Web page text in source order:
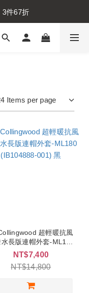
3件67折
3件67折
件67折
Items per page
超輕暖抗風
長版連帽外套-ML180
(IB104888-001) 黑
NT$7,400
NT$14,800